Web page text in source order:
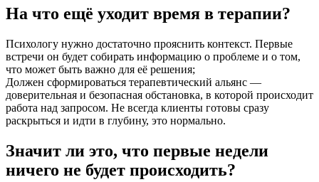
На что ещё уходит время в терапии?
Психологу нужно достаточно прояснить контекст. Первые
встречи он будет собирать информацию о проблеме и о том,
что может быть важно для её решения;
Должен сформироваться терапевтический альянс —
доверительная и безопасная обстановка, в которой происходит
работа над запросом. Не всегда клиенты готовы сразу
раскрыться и идти в глубину, это нормально.
Значит ли это, что первые недели
ничего не будет происходить?